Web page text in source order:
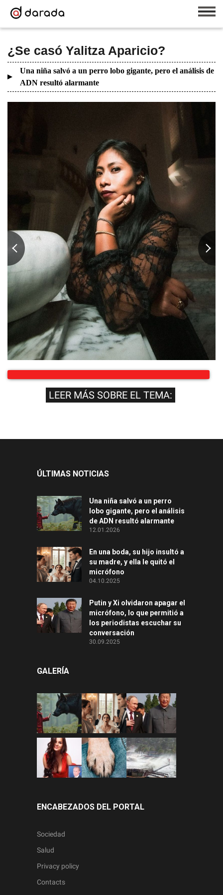
¿Se casó Yalitza Aparicio?
Una niña salvó a un perro lobo gigante, pero el análisis de
ADN resultó alarmante
LEER MÁS SOBRE EL TEMA:
ÚLTIMAS NOTICIAS
Una niña salvó a un perro
lobo gigante, pero el análisis
de ADN resultó alarmante
12.01.2026
En una boda, su hijo insultó a
su madre, y ella le quitó el
micrófono
04.10.2025
Putin y Xi olvidaron apagar el
micrófono, lo que permitió a
los periodistas escuchar su
conversación
30.09.2025
GALERÍA
ENCABEZADOS DEL PORTAL
Sociedad
Salud
Privacy policy
Contacts